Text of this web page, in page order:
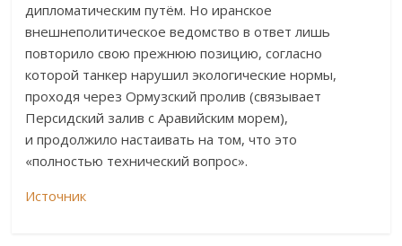
дипломатическим путём. Но иранское
внешнеполитическое ведомство в ответ лишь
повторило свою прежнюю позицию, согласно
которой танкер нарушил экологические нормы,
проходя через Ормузский пролив (связывает
Персидский залив с Аравийским морем),
и продолжило настаивать на том, что это
«полностью технический вопрос».
Источник